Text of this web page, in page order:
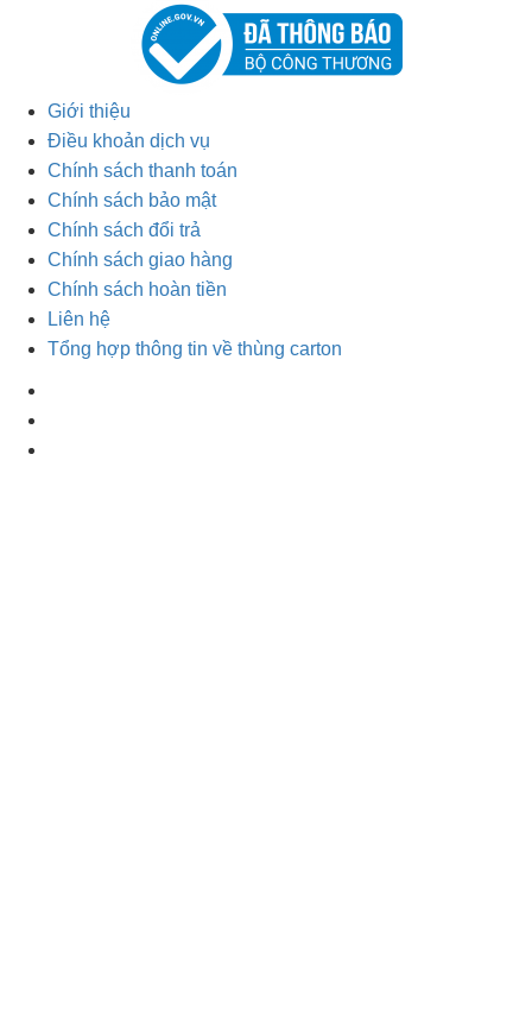
Giới thiệu
Điều khoản dịch vụ
Chính sách thanh toán
Chính sách bảo mật
Chính sách đổi trả
Chính sách giao hàng
Chính sách hoàn tiền
Liên hệ
Tổng hợp thông tin về thùng carton